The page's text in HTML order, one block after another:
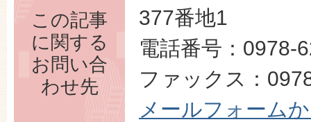
この記事
に関する
お問い合
わせ先
377番地1
電話番号：0978-
ファックス：
メールフォーム